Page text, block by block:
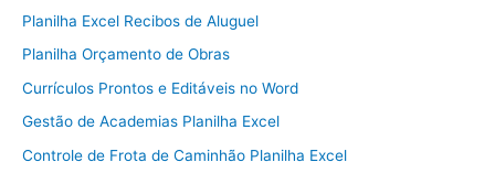
Planilha Excel Recibos de Aluguel
Planilha Orçamento de Obras
Currículos Prontos e Editáveis no Word
Gestão de Academias Planilha Excel
Controle de Frota de Caminhão Planilha Excel